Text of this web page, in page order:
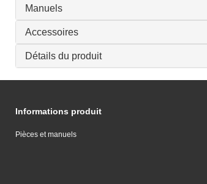
Manuels
Accessoires
Détails du produit
Informations produit
Pièces et manuels